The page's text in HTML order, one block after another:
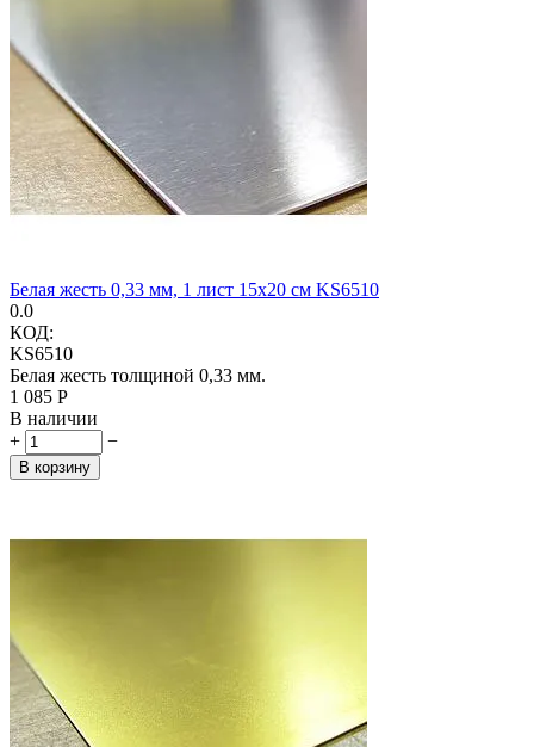
Белая жесть 0,33 мм, 1 лист 15х20 см KS6510
0.0
КОД:
KS6510
Белая жесть толщиной 0,33 мм.
1 085 Р
В наличии
+
−
В корзину